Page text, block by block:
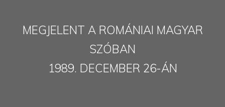
MEGJELENT A ROMÁNIAI MAGYAR
SZÓBAN
1989. DECEMBER 26-ÁN